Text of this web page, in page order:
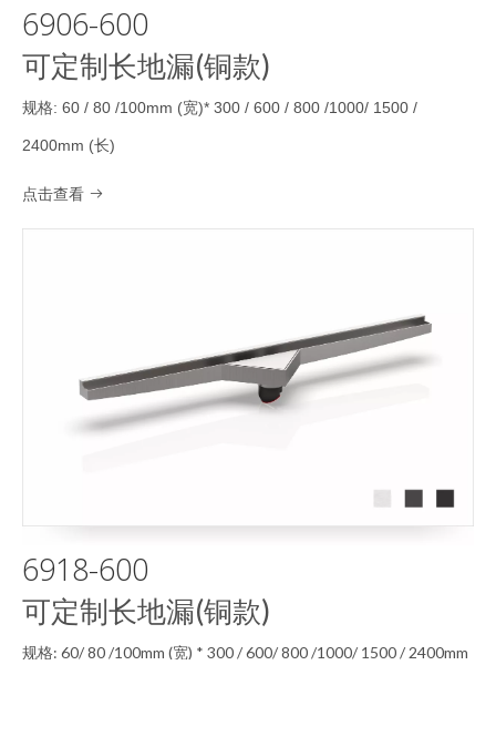
6906-600
可定制长地漏(铜款)
规格: 60 / 80 /100mm (宽)* 300 / 600 / 800 /1000/ 1500 /
2400mm (长)
点击查看 
6918-600
可定制长地漏(铜款)
规格: 60/ 80 /100mm (宽) * 300 / 600/ 800 /1000/ 1500 / 2400mm